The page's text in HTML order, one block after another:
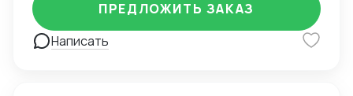
инспекции товаров перед экспортом и оценку
соответствия продукции требованиям заказчиков.
Этот опыт укрепил мои навыки деловой
Написать
ПРЕДЛОЖИТЬ ЗАКАЗ